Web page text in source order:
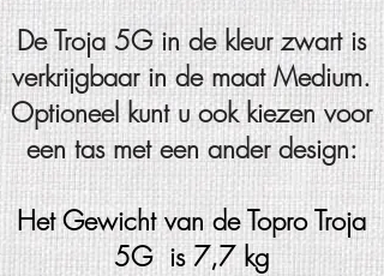
De Troja 5G in de kleur zwart is
verkrijgbaar in de maat Medium.
Optioneel kunt u ook kiezen voor
een tas met een ander design:
Het Gewicht van de Topro Troja
5G is7,7 kg